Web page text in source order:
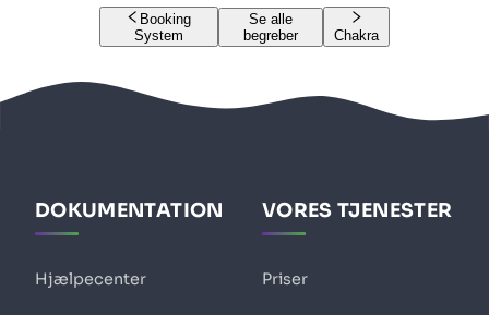
Booking
System
Se alle
begreber
Chakra
DOKUMENTATION
Hjælpecenter
VORES TJENESTER
Priser